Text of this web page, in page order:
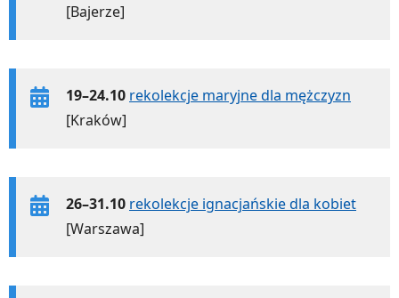
[Bajerze]
19–24.10 rekolekcje maryjne dla mężczyzn
[Kraków]
26–31.10 rekolekcje ignacjańskie dla kobiet
[Warszawa]